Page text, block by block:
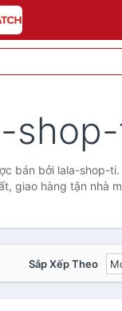
bán bởi lala-shop-
giao hàng tận nhà
Sắp Xếp Theo